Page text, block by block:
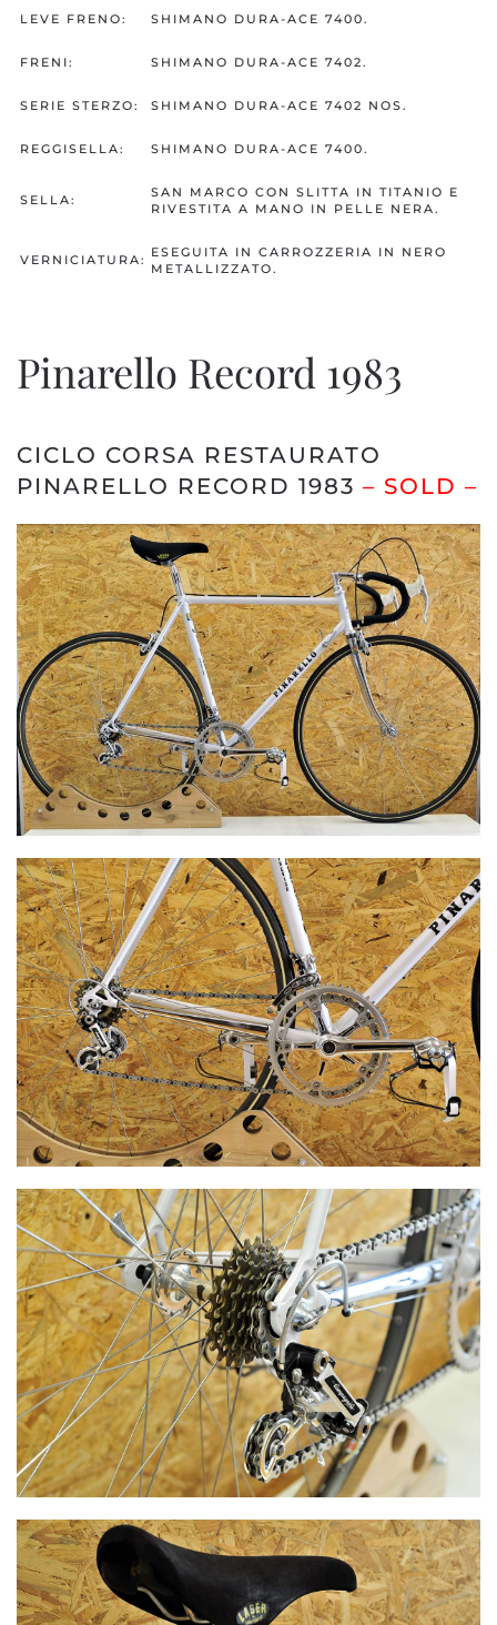
LEVE FRENO: SHIMANO DURA-ACE 7400.
FRENI: SHIMANO DURA-ACE 7402.
SERIE STERZO: SHIMANO DURA-ACE 7402 NOS.
REGGISELLA: SHIMANO DURA-ACE 7400.
SELLA:
SAN MARCO CON SLITTA IN TITANIO E
RIVESTITA A MANO IN PELLE NERA.
VERNICIATURA: ESEGUITA IN CARROZZERIA IN NERO
METALLIZZATO.
Pinarello Record 1983
CICLO CORSA RESTAURATO
PINARELLO RECORD 1983 – SOLD –